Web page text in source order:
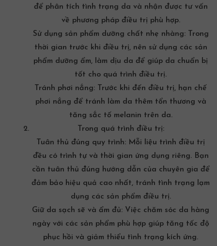
để phân tích tình trạng da và nhận được tư vấn
về phương pháp điều trị phù hợp.
Sử dụng sản phẩm dưỡng chất nhẹ nhàng: Trong
thời gian trước khi điều trị, nên sử dụng các sản
phẩm dưỡng ẩm, làm dịu da để giúp da chuẩn bị
tốt cho quá trình điều trị.
Tránh phơi nắng: Trước khi đến điều trị, hạn chế
phơi nắng để tránh làm da thêm tổn thương và
tăng sắc tố melanin trên da.
Trong quá trình điều trị:
Tuân thủ đúng quy trình: Mỗi liệu trình điều trị
đều có trình tự và thời gian ứng dụng riêng. Bạn
cần tuân thủ đúng hướng dẫn của chuyên gia để
đảm bảo hiệu quả cao nhất, tránh tình trạng lạm
dụng các sản phẩm điều trị.
Giữ da sạch sẽ và ẩm đủ: Việc chăm sóc da hàng
ngàyvới các sản phẩm phù hợp giúp tăng tốc độ
phục hồi và giảm thiểu tình trạng kích ứng.